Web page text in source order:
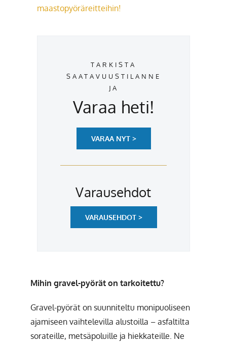
maastopyöräreitteihin!
TARKISTA
SAATAVUUSTILANNE
JA
Varaa heti!
VARAA NYT >
Varausehdot
VARAUSEHDOT >
Mihin gravel-pyörät on tarkoitettu?
Gravel-pyörät on suunniteltu monipuoliseen
ajamiseen vaihtelevilla alustoilla – asfaltilta
sorateille, metsäpoluille ja hiekkateille. Ne